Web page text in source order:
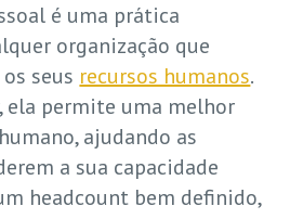
é uma prática
organização que
seus recursos humanos.
ela permite uma melhor
ajudando as
a sua capacidade
headcount bem definido,